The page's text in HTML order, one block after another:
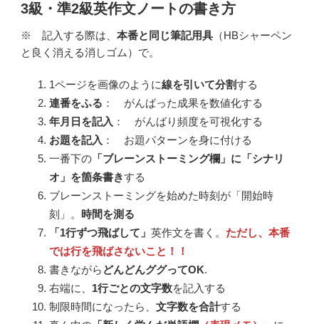
3級・準2級英作文ノートの書き方
※ 記入する際は、 本番と同じ筆記用具 （HBシャーペン
と良く消える消しゴム）で。
1ページを画像のように線を引いて分割する
連番をふる ： がんばった成果を数値化する
年月日を記入 ： がんばり頻度を可視化する
お題を記入 ： お題パターンを身に付ける
一番下の 「ブレーンストーミング欄」に「シナリ
オ」を箇条書きする
ブレーンストーミングを始めた時刻が「開始時
刻」。 時間を測る
「1行ずつ飛ばして」 英作文を書く。 ただし、本番
では行を飛ばさないこと！！
書きながら どんどんググってOK.
右端に、 1行ごとの文字数を記入する
制限時間になったら、 文字数を合計する